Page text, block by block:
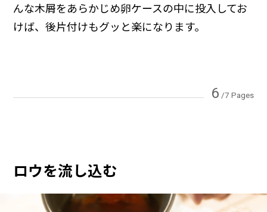
んな木屑をあらかじめ卵ケースの中に投入してお
けば、後片付けもグッと楽になります。
6 /7 Pages
ロウを流し込む